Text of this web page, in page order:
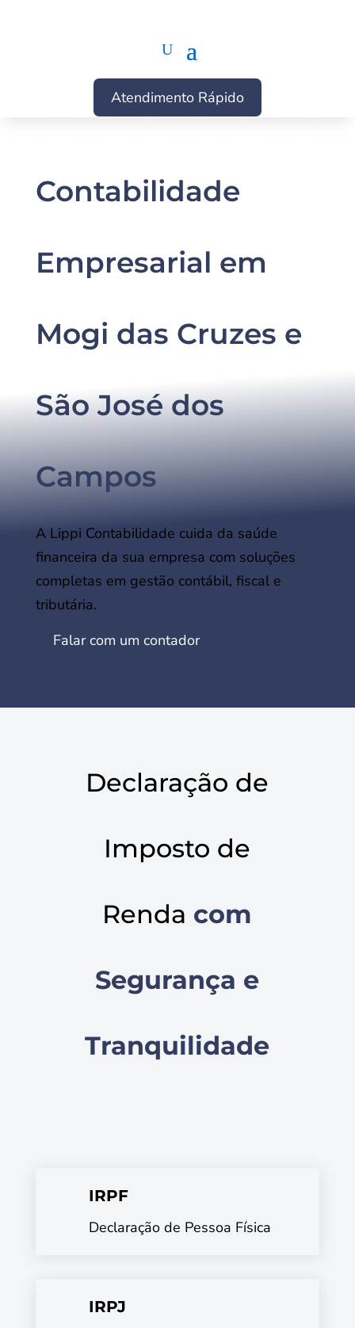
Atendimento Rápido
Contabilidade
Empresarial em
Mogi das Cruzes e
São José dos
Campos
A Lippi Contabilidade cuida da saúde
financeira da sua empresa com soluções
completas em gestão contábil, fiscal e
tributária.
Falar com um contador
Declaração de
Imposto de
Renda com
Segurança e
Tranquilidade
IRPF
Declaração de Pessoa Física
IRPJ